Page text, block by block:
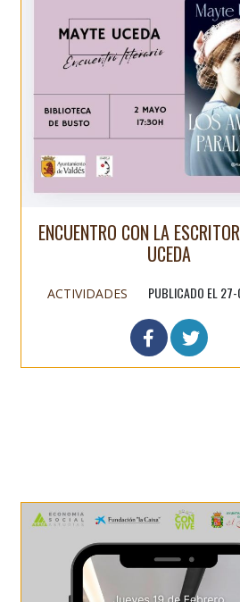
ENCUENTRO CON LA
UCEDA
ACTIVIDADES PUBLICADO EL